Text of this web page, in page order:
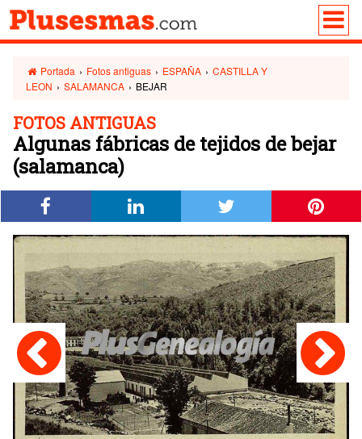
Portada › Fotos antiguas › ESPAÑA › CASTILLA Y
LEON › SALAMANCA › BEJAR
FOTOS ANTIGUAS
Algunas fábricas de tejidos de bejar
(salamanca)